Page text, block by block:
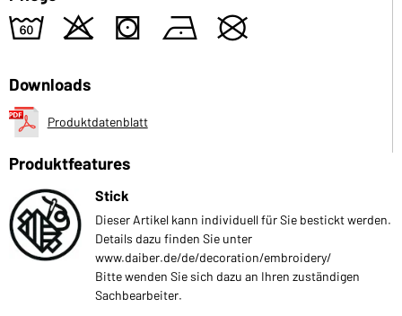
4 o s n U
Downloads
Produktdatenblatt
Produktfeatures
Stick
Dieser Artikel kann individuell für Sie bestickt werden.
Details dazu finden Sie unter
www.daiber.de/de/decoration/embroidery/
Bitte wenden Sie sich dazu an Ihren zuständigen
Sachbearbeiter.